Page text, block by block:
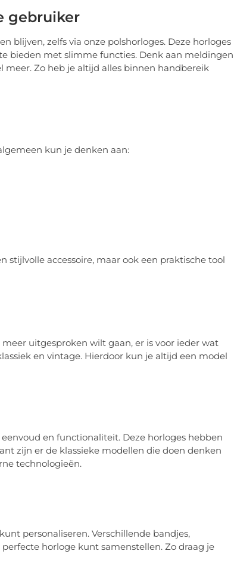
gebruiker
blijven, zelfs via onze polshorloges. Deze horloges
bieden met slimme functies. Denk aan meldingen
meer. Zo heb je altijd alles binnen handbereik
kun je denken aan:
stijlvolle accessoire, maar ook een praktische tool
uitgesproken wilt gaan, er is voor ieder wat
en vintage. Hierdoor kun je altijd een model
en functionaliteit. Deze horloges hebben
zijn er de klassieke modellen die doen denken
technologieën.
personaliseren. Verschillende bandjes,
horloge kunt samenstellen. Zo draag je